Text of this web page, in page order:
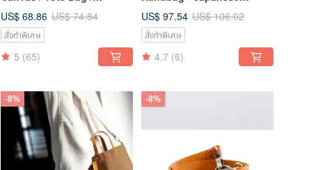
Shoulder Bag / Crossbody
Bag
US$ 68.86 US$ 74.84
สั่งทำพิเศษ
5 (65)
Fabric, Handmade
US$ 97.54 US$ 106.02
สั่งทำพิเศษ
4.7 (6)
-8% -8%